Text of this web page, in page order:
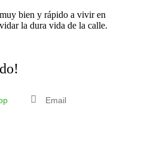
bien y rápido a vivir en
la dura vida de la calle.
Email